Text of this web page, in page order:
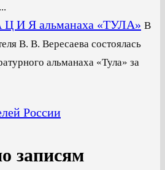
И Я альманаха «ТУЛА» В
В. В. Вересаева состоялась
альманаха «Тула» за
России
записям